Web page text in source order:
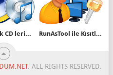
Eski müzik CD lerinizi kolayca Mp3 e çevirin RunAsTool ile Kısıtlı kullanıcı altında Admin yetkisi
. ALL RIGHTS RESERVED.